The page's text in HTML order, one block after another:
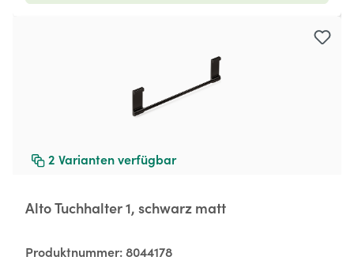
2 Varianten verfügbar
Alto Tuchhalter 1, schwarz matt
Produktnummer:8044178